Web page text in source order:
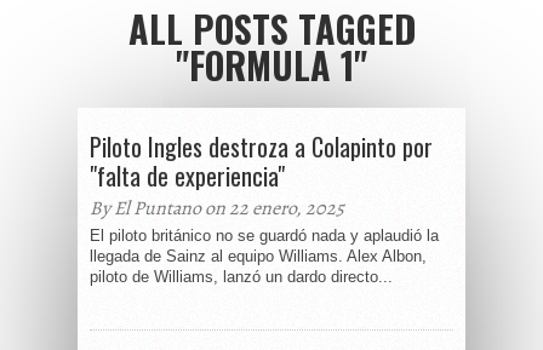
ALL POSTS TAGGED
"FORMULA 1"
Piloto Ingles destroza a Colapinto por
"falta de experiencia"
By El Puntano on 22 enero, 2025
El piloto británico no se guardó nada y aplaudió la
llegada de Sainz al equipo Williams. Alex Albon,
piloto de Williams, lanzó un dardo directo...